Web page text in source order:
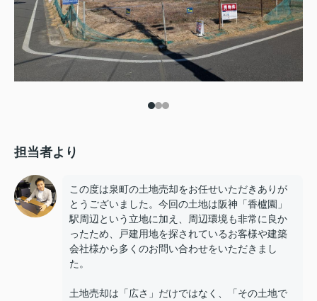
担当者より
この度は泉町の土地売却をお任せいただきありが
とうございました。今回の土地は阪神「香櫨園」
駅周辺という立地に加え、周辺環境も非常に良か
ったため、戸建用地を探されているお客様や建築
会社様から多くのお問い合わせをいただきまし
た。
土地売却は「広さ」だけではなく、「その土地で